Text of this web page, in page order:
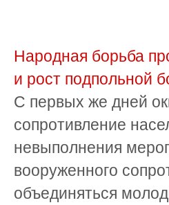
Народная борьба
и рост подпольной
С первых же дней
сопротивление
невыполнения
вооруженного
объединяться